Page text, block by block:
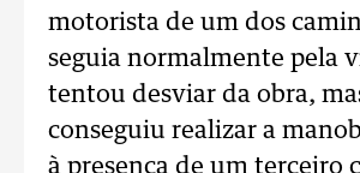
motorista de um dos
seguia normalmente pela
tentou desviar da obra,
conseguiu realizar a
à presença de um terceiro